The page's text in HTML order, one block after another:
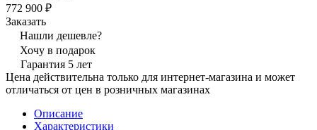
772 900 ₽
Заказать
Нашли дешевле?
Хочу в подарок
Гарантия 5 лет
Цена действительна только для интернет-магазина и может
отличаться от цен в розничных магазинах
Описание
Характеристики